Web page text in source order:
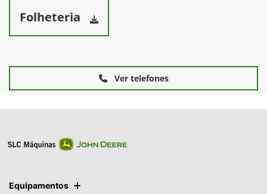
Folheteria
Ver telefones
Equipamentos